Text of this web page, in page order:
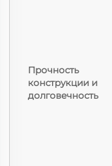
Прочность
конструкции и
долговечность